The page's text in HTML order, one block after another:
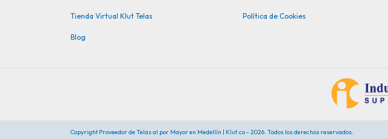
Tienda Virtual Klut Telas
Blog
Política de Cookies
Copyright Proveedor de Telas al por Mayor en Medellín | Klut.co - 2026. Todos los derechos reservados.